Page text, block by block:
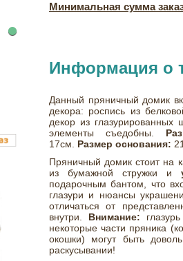
Минимальная сумма
Информация о
Данный пряничный домик
декора: роспись из
декор из
элементы съедобны.
17см. Размер основания:
Пряничный домик стоит на
из бумажной стружки и
подарочным бантом, что
глазури и нюансы
отличаться от
внутри. Внимание:
некоторые части пряника
окошки) могут быть
раскусывании!